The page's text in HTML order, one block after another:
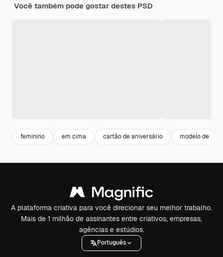
Você também pode gostar destes PSD
feminino em cima cartão de aniversário modelo de
A plataforma criativa para você direcionar seu melhor trabalho.
Mais de 1 milhão de assinantes entre criativos, empresas,
agências e estúdios.
Português